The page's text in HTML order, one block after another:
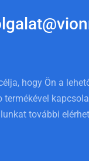
hogy Ön a
termékével
további